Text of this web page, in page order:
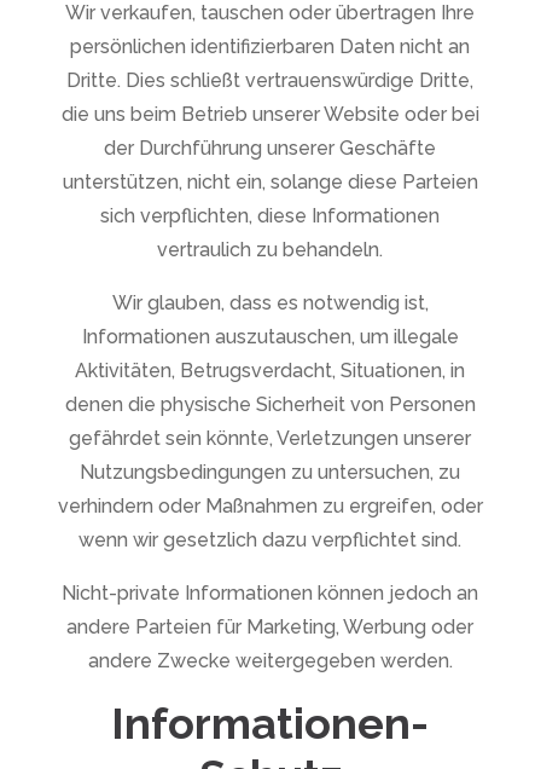
Wir verkaufen, tauschen oder übertragen Ihre
persönlichen identifizierbaren Daten nicht an
Dritte. Dies schließt vertrauenswürdige Dritte,
die uns beim Betrieb unserer Website oder bei
der Durchführung unserer Geschäfte
unterstützen, nicht ein, solange diese Parteien
sich verpflichten, diese Informationen
vertraulich zu behandeln.
Wir glauben, dass es notwendig ist,
Informationen auszutauschen, um illegale
Aktivitäten, Betrugsverdacht, Situationen, in
denen die physische Sicherheit von Personen
gefährdet sein könnte, Verletzungen unserer
Nutzungsbedingungen zu untersuchen, zu
verhindern oder Maßnahmen zu ergreifen, oder
wenn wir gesetzlich dazu verpflichtet sind.
Nicht-private Informationen können jedoch an
andere Parteien für Marketing, Werbung oder
andere Zwecke weitergegeben werden.
Informationen-